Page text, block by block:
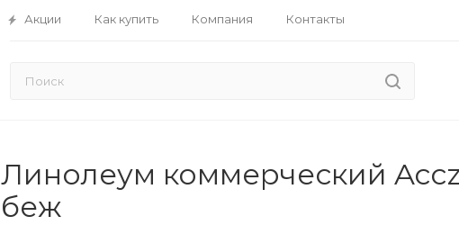
Акции Как купить Компания Контакты
Линолеум коммерческий
беж